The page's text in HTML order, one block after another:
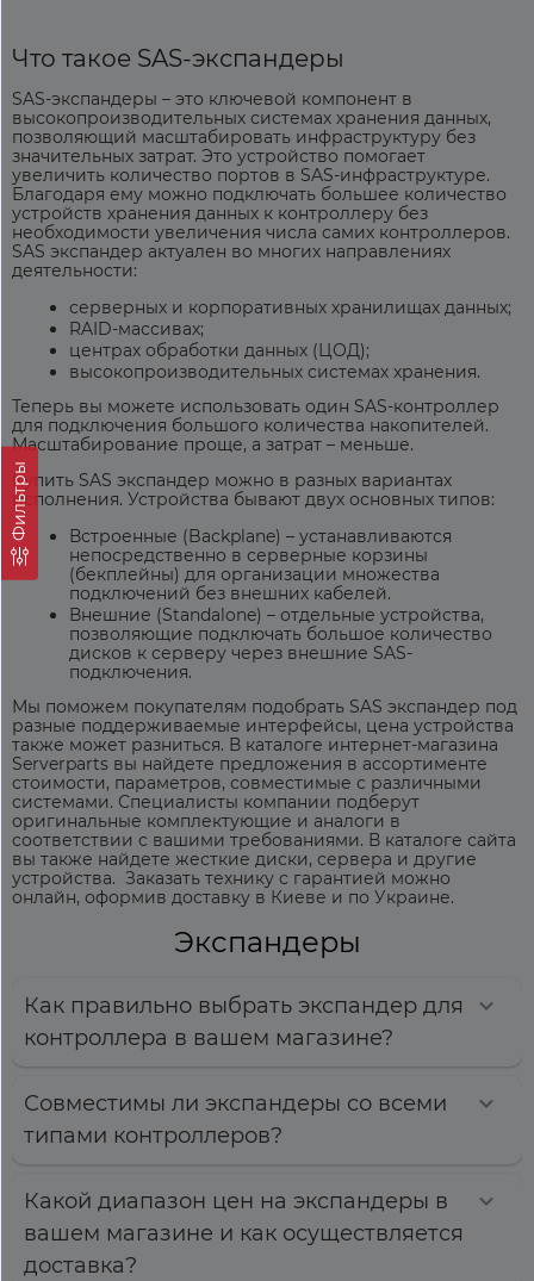
Фильтры
Что такое SAS-экспандеры
SAS-экспандеры – это ключевой компонент в
высокопроизводительных системах хранения данных,
позволяющий масштабировать инфраструктуру без
значительных затрат. Это устройство помогает
увеличить количество портов в SAS-инфраструктуре.
Благодаря ему можно подключать большее количество
устройств хранения данных к контроллеру без
необходимости увеличения числа самих контроллеров.
SAS экспандер актуален во многих направлениях
деятельности:
серверных и корпоративных хранилищах данных;
RAID-массивах;
центрах обработки данных (ЦОД);
высокопроизводительных системах хранения.
Теперь вы можете использовать один SAS-контроллер
для подключения большого количества накопителей.
Масштабирование проще, а затрат – меньше.
Купить SAS экспандер можно в разных вариантах
исполнения. Устройства бывают двух основных типов:
Встроенные (Backplane) – устанавливаются
непосредственно в серверные корзины
(бекплейны) для организации множества
подключений без внешних кабелей.
Внешние (Standalone) – отдельные устройства,
позволяющие подключать большое количество
дисков к серверу через внешние SAS-
подключения.
Мы поможем покупателям подобрать SAS экспандер под
разные поддерживаемые интерфейсы, цена устройства
также может разниться. В каталоге интернет-магазина
Serverparts вы найдете предложения в ассортименте
стоимости, параметров, совместимые с различными
системами. Специалисты компании подберут
оригинальные комплектующие и аналоги в
соответствии с вашими требованиями. В каталоге сайта
вы также найдете жесткие диски, сервера и другие
устройства. Заказать технику с гарантией можно
онлайн, оформив доставку в Киеве и по Украине.
Экспандеры
Как правильно выбрать экспандер для
контроллера в вашем магазине?
Совместимы ли экспандеры со всеми
типами контроллеров?
Какой диапазон цен на экспандеры в
вашем магазине и как осуществляется
доставка?